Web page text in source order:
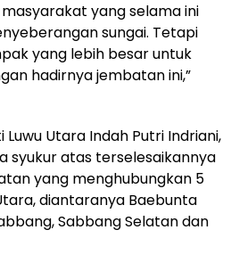
yang selama ini
sungai. Tetapi
yang lebih besar untuk
hadirnya jembatan ini,”
Utara Indah Putri Indriani,
syukur atas terselesaikannya
yang menghubungkan 5
diantaranya Baebunta
Sabbang Selatan dan